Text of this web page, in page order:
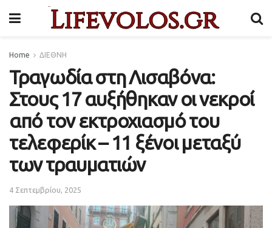
Home ΔΙΕΘΝΗ
Τραγωδία στη Λισαβόνα:
Στους 17 αυξήθηκαν οι νεκροί
από τον εκτροχιασμό του
τελεφερίκ – 11 ξένοι μεταξύ
των τραυματιών
4 Σεπτεμβρίου, 2025